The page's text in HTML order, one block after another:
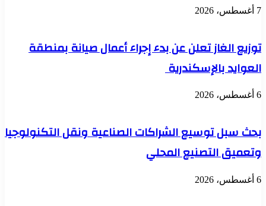
7 أغسطس، 2026
توزيع الغاز تعلن عن بدء إجراء أعمال صيانة بمنطقة
العوايد بالإسكندرية
6 أغسطس، 2026
بحث سبل توسيع الشراكات الصناعية ونقل التكنولوجيا
وتعميق التصنيع المحلي
6 أغسطس، 2026